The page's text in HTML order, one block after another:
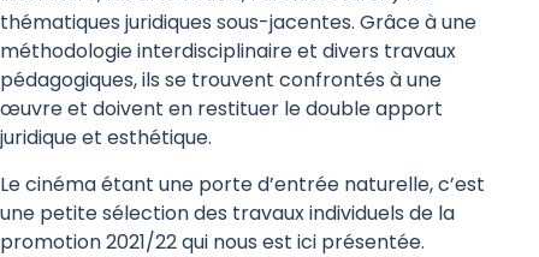
thématiques juridiques sous-jacentes. Grâce à une
méthodologie interdisciplinaire et divers travaux
pédagogiques, ils se trouvent confrontés à une
œuvre et doivent en restituer le double apport
juridique et esthétique.
Le cinéma étant une porte d’entrée naturelle, c’est
une petite sélection des travaux individuels de la
promotion 2021/22 qui nous est ici présentée.